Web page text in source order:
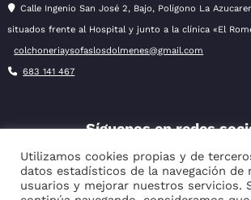
Calle Ingenio San José 2, Bajo, Polígono La
situados frente al Hospital y junto a la clínica «El
colchoneriaysofaslosdolmenes@gmail.com
683 141 467
Síguenos en redes
Facebook Instagram
Utilizamos cookies propias y de
datos estadísticos de la navegación de
usuarios y mejorar nuestros servicios.